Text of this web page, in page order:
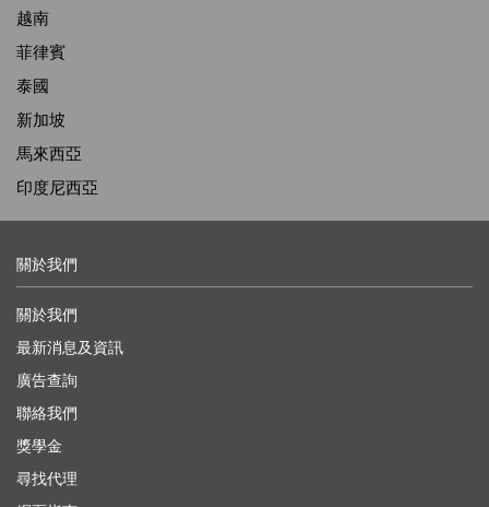
越南
菲律賓
泰國
新加坡
馬來西亞
印度尼西亞
關於我們
關於我們
最新消息及資訊
廣告查詢
聯絡我們
獎學金
尋找代理